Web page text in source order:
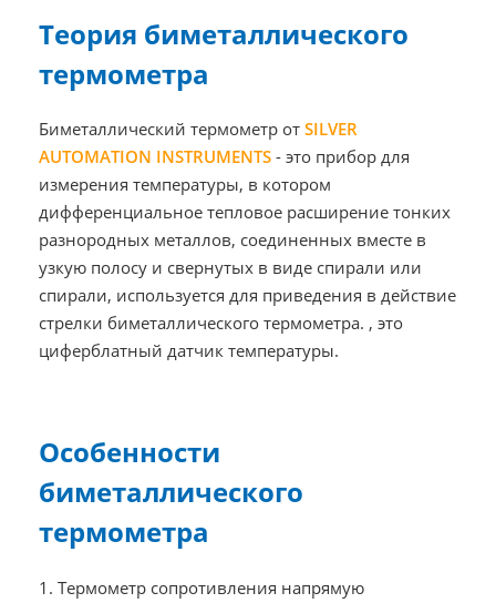
Теория биметаллического
термометра
Биметаллический термометр от SILVER
AUTOMATION INSTRUMENTS- это прибор для
измерения температуры, в котором
дифференциальное тепловое расширение тонких
разнородных металлов, соединенных вместе в
узкую полосу и свернутых в виде спирали или
спирали, используется для приведения в действие
стрелки биметаллического термометра. , это
циферблатный датчик температуры.
Особенности
биметаллического
термометра
1. Термометр сопротивления напрямую